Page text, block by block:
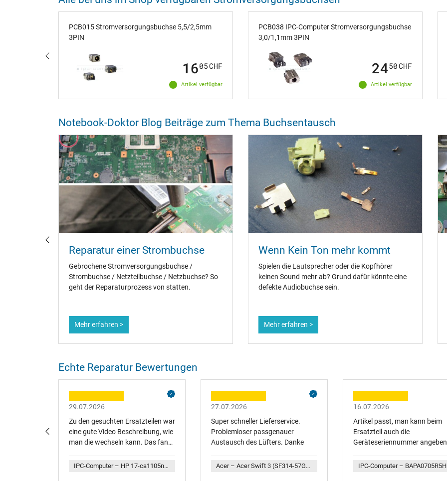
PCB015 Stromversorgungsbuchse 5,5/2,5mm
3PIN
Artikel verfügbar
1605CHF
PCB038 IPC-Computer Stromversorgungsbuchse
3,0/1,1mm 3PIN
Artikel verfügbar
2450CHF
Notebook-Doktor Blog Beiträge zum Thema Buchsentausch
Reparatur einer Strombuchse
Gebrochene Stromversorgungsbuchse /
Strombuchse / Netzteilbuchse / Netzbuchse? So
geht der Reparaturprozess von statten.
Mehr erfahren >
Wenn Kein Ton mehr kommt
Spielen die Lautsprecher oder die Kopfhörer
keinen Sound mehr ab? Grund dafür könnte eine
defekte Audiobuchse sein.
Mehr erfahren >
Echte Reparatur Bewertungen
29.07.2026
Zu den gesuchten Ersatzteilen war
eine gute Video Beschreibung, wie
man die wechseln kann. Das fand
IPC-Computer – HP 17-ca1105ng (6PR94EA) Replacement Akku 47Wh
27.07.2026
Super schneller Lieferservice.
Problemloser passgenauer
Austausch des Lüfters. Danke
Acer – Acer Swift 3 (SF314-57G) Original CPU-Lüfter
16.07.2026
Artikel passt, man kann beim
Ersatzteil auch die
Geräteseriennummer
geprüft. Netter Service. Gerne